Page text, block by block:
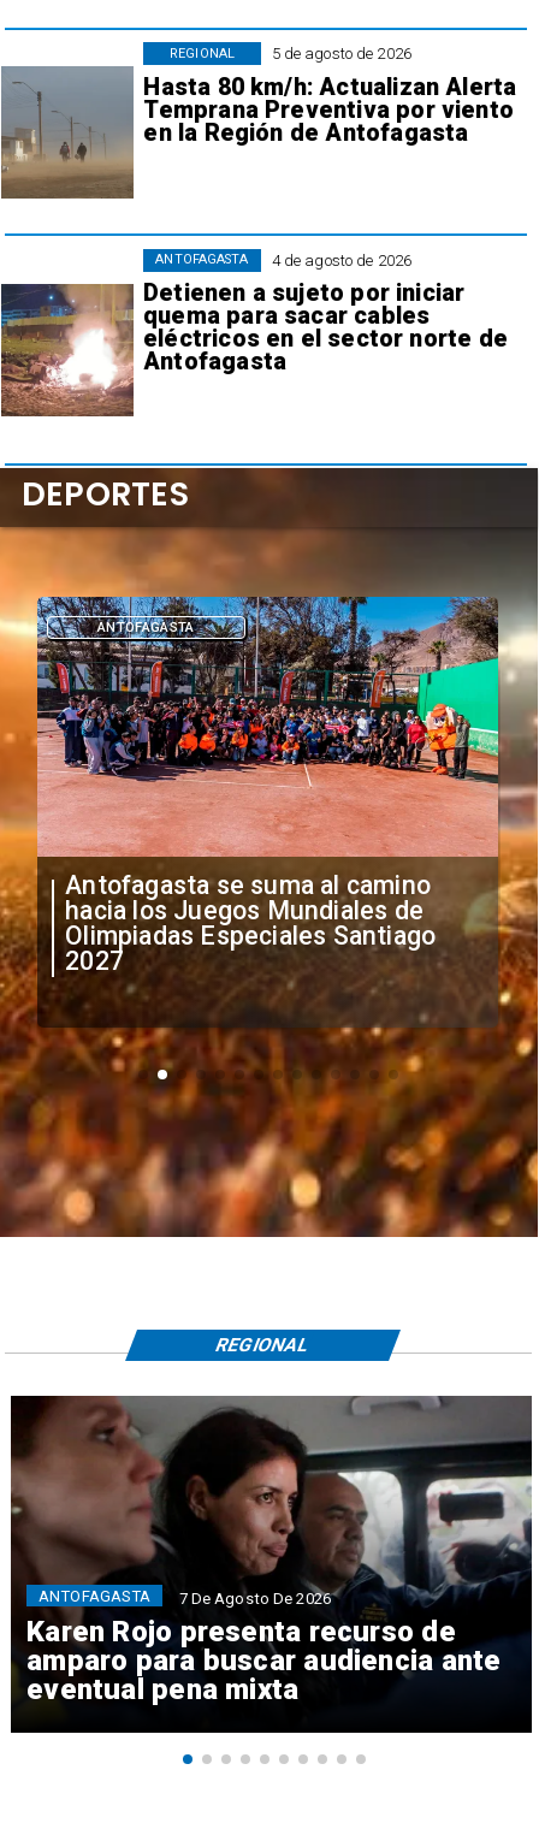
5 de agosto de 2026
Hasta 80 km/h: Actualizan Alerta
Temprana Preventiva por viento
en la Región de Antofagasta
REGIONAL
4 de agosto de 2026
Detienen a sujeto por iniciar
quema para sacar cables
eléctricos en el sector norte de
Antofagasta
ANTOFAGASTA
"Falta de profesionalismo": Sifup
anuncia medidas por situación
irregular de futbolistas
extranjeros
DEPORTES
DEPORTES
Karen Rojo presenta recurso de
amparo para buscar audiencia ante
eventual pena mixta
ANTOFAGASTA 7 De Agosto De 2026
REGIONAL